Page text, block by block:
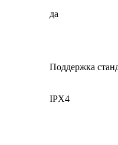
да
Поддержка
IPX4